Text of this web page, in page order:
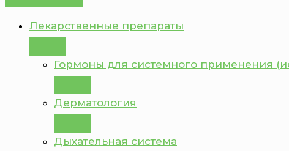
Лекарственные препараты
Гормоны для системного применения
Дерматология
Дыхательная система